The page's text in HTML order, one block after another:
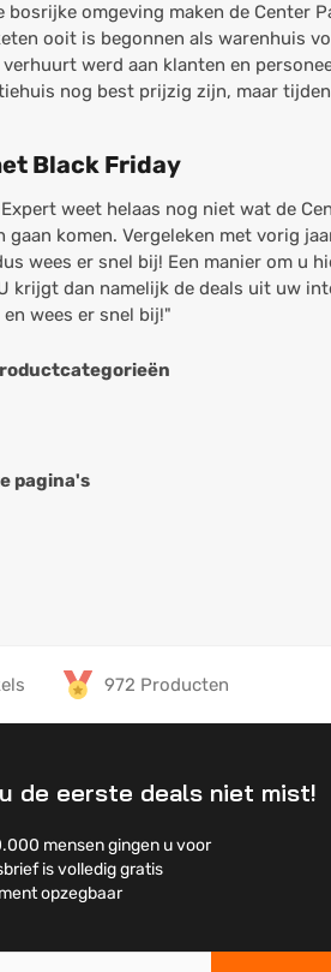
bosrijke omgeving maken de Center
ooit is begonnen als warenhuis
werd aan klanten en
nog best prijzig zijn, maar
Black Friday
weet helaas nog niet wat de
gaan komen. Vergeleken met vorig
wees er snel bij! Een manier om u
krijgt dan namelijk de deals uit uw
wees er snel bij!"
pagina's
972 Producten
de eerste deals niet mist!
mensen gingen u voor
is volledig gratis
opzegbaar